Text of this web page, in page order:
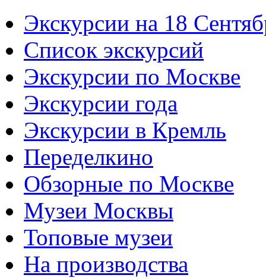
Экскурсии на 18
Список экскурсий
Экскурсии по Москве
Экскурсии года
Экскурсии в Кремль
Переделкино
Обзорные по Москве
Музеи Москвы
Топовые музеи
На производства